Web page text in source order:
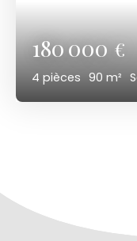
180 000€
4 pièces 90 m²